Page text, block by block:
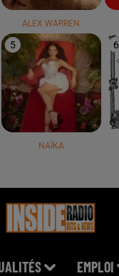
ALEX WARREN
5
NAÏKA
6
EMPLOI